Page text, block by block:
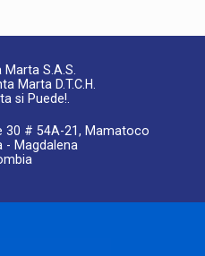
S.A.S.
Marta D.T.C.H.
si Puede!.
30 # 54A-21, Mamatoco
- Magdalena